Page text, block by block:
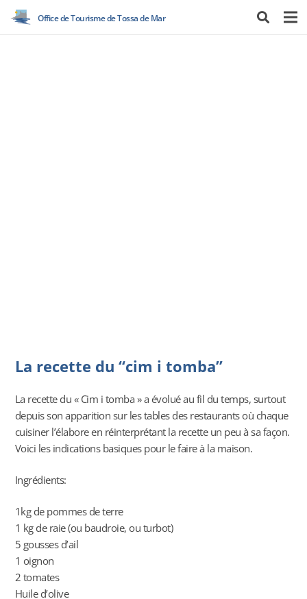
Office de Tourisme de Tossa de Mar
La recette du “cim i tomba”
La recette du « Cim i tomba » a évolué au fil du temps, surtout
depuis son apparition sur les tables des restaurants où chaque
cuisiner l’élabore en réinterprétant la recette un peu à sa façon.
Voici les indications basiques pour le faire à la maison.
Ingrédients:
1kg de pommes de terre
1 kg de raie (ou baudroie, ou turbot)
5 gousses d’ail
1 oignon
2 tomates
Huile d’olive